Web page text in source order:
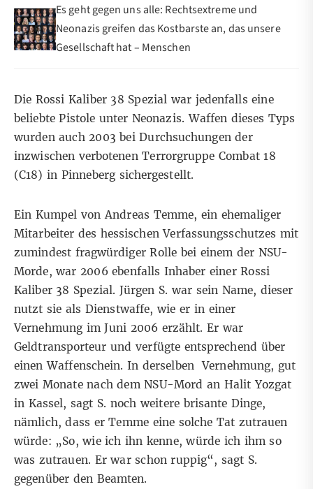
Es geht gegen uns alle: Rechtsextreme und
Neonazis greifen das Kostbarste an, das unsere
Gesellschaft hat – Menschen
Die Rossi Kaliber 38 Spezial war jedenfalls eine
beliebte Pistole unter Neonazis. Waffen dieses Typs
wurden auch 2003 bei Durchsuchungen der
inzwischen verbotenen Terrorgruppe Combat 18
(C18) in Pinneberg sichergestellt.
Ein Kumpel von Andreas Temme, ein ehemaliger
Mitarbeiter des hessischen Verfassungsschutzes mit
zumindest fragwürdiger Rolle bei einem der NSU-
Morde, war 2006 ebenfalls Inhaber einer Rossi
Kaliber 38 Spezial. Jürgen S. war sein Name, dieser
nutzt sie als Dienstwaffe, wie er in einer
Vernehmung im Juni 2006 erzählt. Er war
Geldtransporteur und verfügte entsprechend über
einen Waffenschein. In derselben Vernehmung, gut
zwei Monate nach dem NSU-Mord an Halit Yozgat
in Kassel, sagt S. noch weitere brisante Dinge,
nämlich, dass er Temme eine solche Tat zutrauen
würde: „So, wie ich ihn kenne, würde ich ihm so
was zutrauen. Er war schon ruppig“, sagt S.
gegenüber den Beamten.